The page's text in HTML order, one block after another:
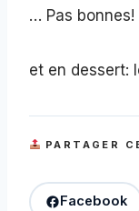
… Pas bonnes!
et en dessert:
PARTAGER
Facebook